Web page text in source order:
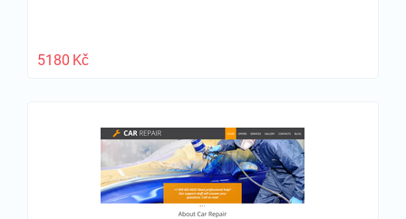
5180 Kč